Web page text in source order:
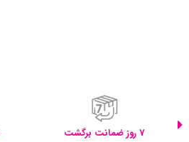
7 روز ضمانت برگشت